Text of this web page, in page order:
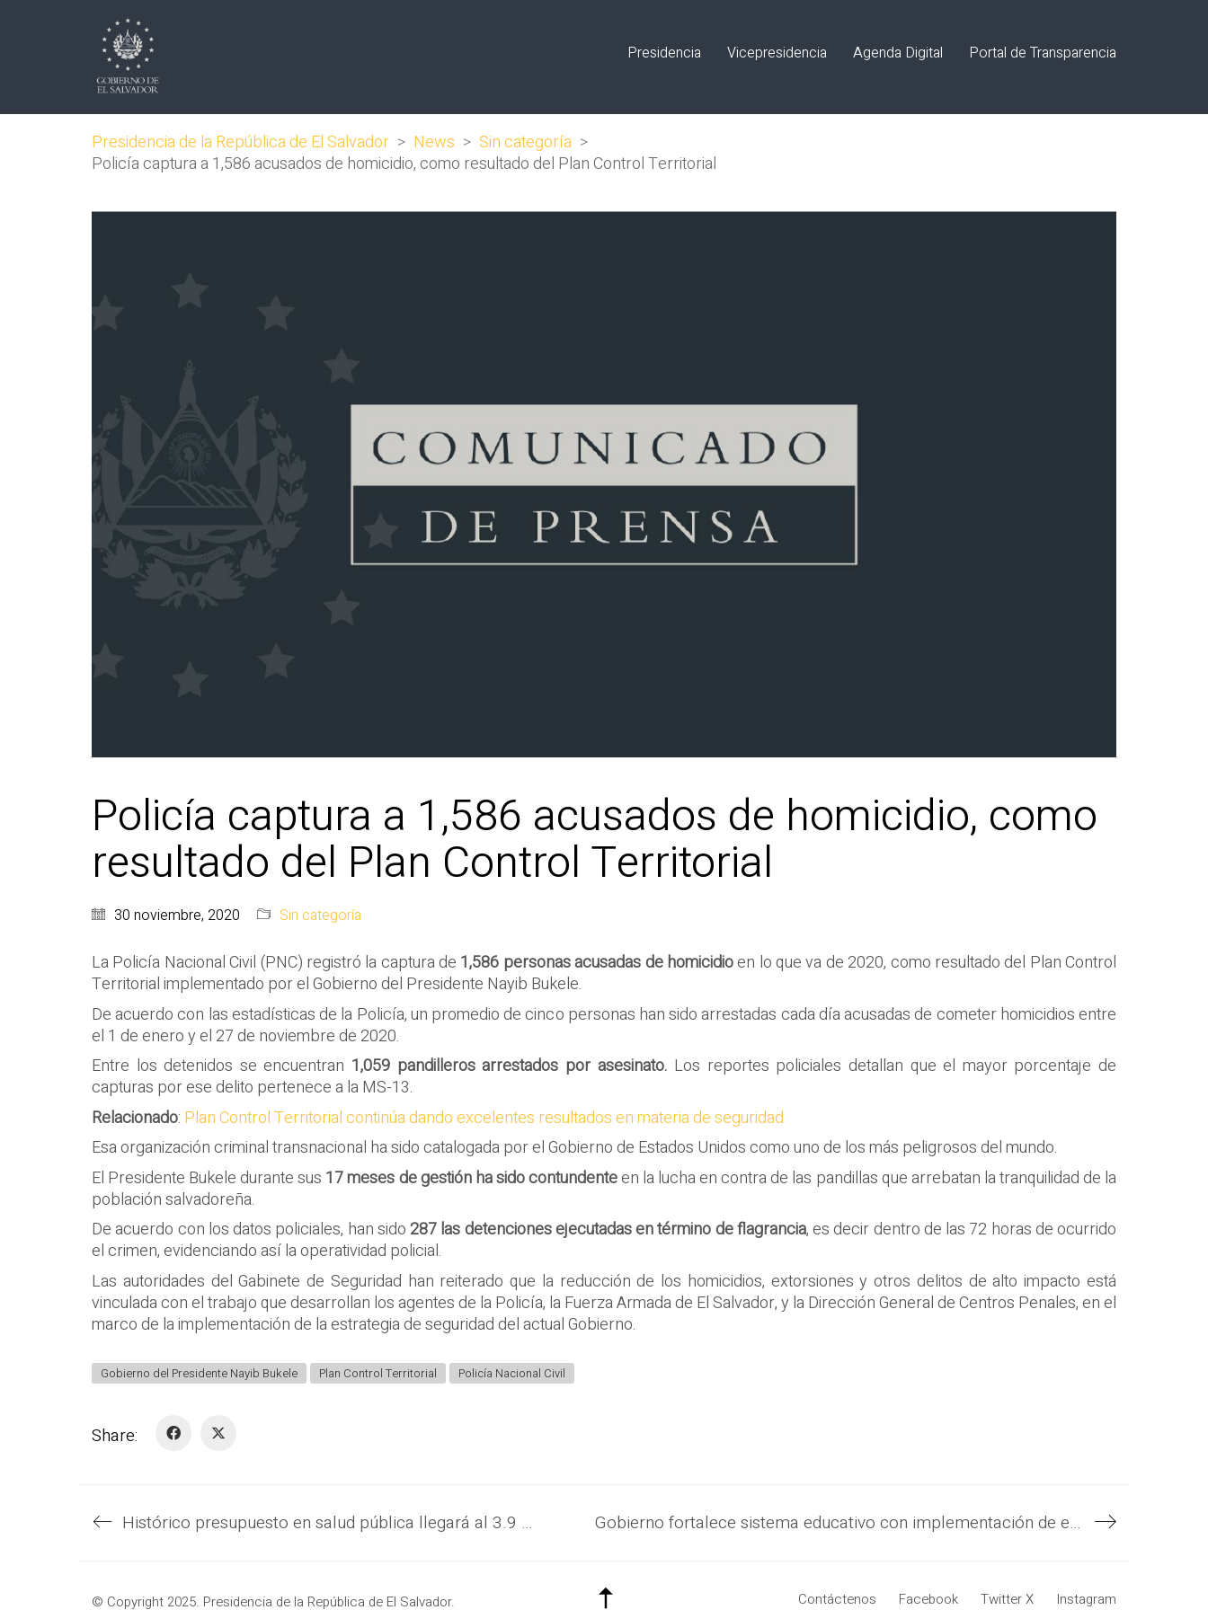
Presidencia Vicepresidencia Agenda Digital Portal de Transparencia
Presidencia de la República de El Salvador > News > Sin categoría >
Policía captura a 1,586 acusados de homicidio, como resultado del Plan Control Territorial
Policía captura a 1,586 acusados de homicidio, como
resultado del Plan Control Territorial
30 noviembre, 2020 Sin categoría
La Policía Nacional Civil (PNC) registró la captura de 1,586 personas acusadas de homicidioen lo que va de 2020, como resultado del Plan Control
Territorial implementado por el Gobierno del Presidente Nayib Bukele.
De acuerdo con las estadísticas de la Policía, un promedio de cinco personas han sido arrestadas cada día acusadas de cometer homicidios entre
el 1 de enero y el 27 de noviembre de 2020.
Entre los detenidos se encuentran 1,059 pandilleros arrestados por asesinato. Los reportes policiales detallan que el mayor porcentaje de
capturas por ese delito pertenece a la MS-13.
Relacionado: Plan Control Territorial continúa dando excelentes resultados en materia de seguridad
Esa organización criminal transnacional ha sido catalogada por el Gobierno de Estados Unidos como uno de los más peligrosos del mundo.
El Presidente Bukele durante sus 17 meses de gestión ha sido contundenteen la lucha en contra de las pandillas que arrebatan la tranquilidad de la
población salvadoreña.
De acuerdo con los datos policiales, han sido287 las detenciones ejecutadas en término de flagrancia, es decir dentro de las 72 horas de ocurrido
el crimen, evidenciando así la operatividad policial.
Las autoridades del Gabinete de Seguridad han reiterado que la reducción de los homicidios, extorsiones y otros delitos de alto impacto está
vinculada con el trabajo que desarrollan los agentes de la Policía, la Fuerza Armada de El Salvador, y la Dirección General de Centros Penales, en el
marco de la implementación de la estrategia de seguridad del actual Gobierno.
Gobierno del Presidente Nayib Bukele Plan Control Territorial Policía Nacional Civil
Share:
Histórico presupuesto en salud pública llegará al 3.9 % equivalente del PIB Gobierno fortalece sistema educativo con implementación de enseñanza multimodal
Contáctenos Facebook Twitter X Instagram
© Copyright 2025. Presidencia de la República de El Salvador.